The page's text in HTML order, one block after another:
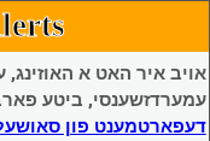
אויב איר האט א האוזינג,
עמערדזשענסי, ביטע
דעפארטמענט פון